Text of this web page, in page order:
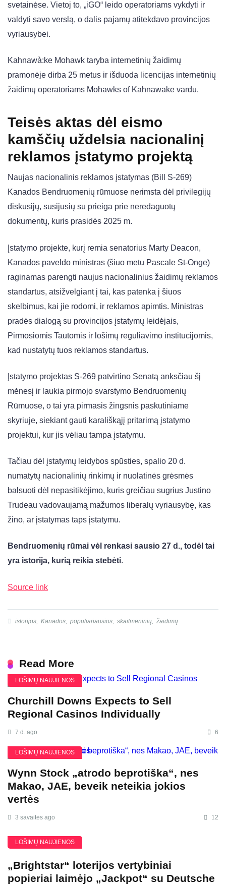
svetainėse. Vietoj to, „iGO“ leido operatoriams vykdyti ir
valdyti savo verslą, o dalis pajamų atitekdavo provincijos
vyriausybei.
Kahnawà:ke Mohawk taryba internetinių žaidimų
pramonėje dirba 25 metus ir išduoda licencijas internetinių
žaidimų operatoriams Mohawks of Kahnawake vardu.
Teisės aktas dėl eismo
kamščių uždelsia nacionalinį
reklamos įstatymo projektą
Naujas nacionalinis reklamos įstatymas (Bill S-269)
Kanados Bendruomenių rūmuose nerimsta dėl privilegijų
diskusijų, susijusių su prieiga prie neredaguotų
dokumentų, kuris prasidės 2025 m.
Įstatymo projekte, kurį remia senatorius Marty Deacon,
Kanados paveldo ministras (šiuo metu Pascale St-Onge)
raginamas parengti naujus nacionalinius žaidimų reklamos
standartus, atsižvelgiant į tai, kas patenka į šiuos
skelbimus, kai jie rodomi, ir reklamos apimtis. Ministras
pradės dialogą su provincijos įstatymų leidėjais,
Pirmosiomis Tautomis ir lošimų reguliavimo institucijomis,
kad nustatytų tuos reklamos standartus.
Įstatymo projektas S-269 patvirtino Senatą anksčiau šį
mėnesį ir laukia pirmojo svarstymo Bendruomenių
Rūmuose, o tai yra pirmasis žingsnis paskutiniame
skyriuje, siekiant gauti karališkąjį pritarimą įstatymo
projektui, kur jis vėliau tampa įstatymu.
Tačiau dėl įstatymų leidybos spūsties, spalio 20 d.
numatytų nacionalinių rinkimų ir nuolatinės grėsmės
balsuoti dėl nepasitikėjimo, kuris greičiau sugrius Justino
Trudeau vadovaujamą mažumos liberalų vyriausybę, kas
žino, ar įstatymas taps įstatymu.
Bendruomenių rūmai vėl renkasi sausio 27 d., todėl tai
yra istorija, kurią reikia stebėti.
Source link
istorijos, Kanados, populiariausios, skaitmeninių, žaidimų
Read More
LOŠIMŲ NAUJIENOS
Churchill Downs Expects to Sell
Regional Casinos Individually
7 d. ago 6
LOŠIMŲ NAUJIENOS
Wynn Stock „atrodo beprotiška“, nes
Makao, JAE, beveik neteikia jokios
vertės
3 savaitės ago 12
LOŠIMŲ NAUJIENOS
„Brightstar“ loterijos vertybiniai
popieriai laimėjo „Jackpot“ su Deutsche